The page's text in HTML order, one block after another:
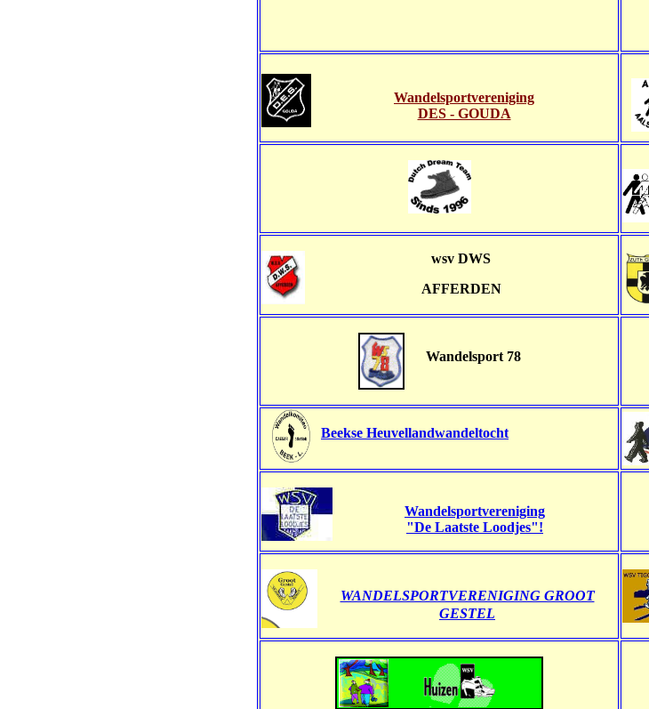
Wandelsportvereniging
DES - GOUDA
wsv DWS
AFFERDEN
Wandelsport 78
Beekse Heuvellandwandeltocht
Wandelsportvereniging
"De Laatste Loodjes"!
WANDELSPORTVERENIGING GROOT
GESTEL